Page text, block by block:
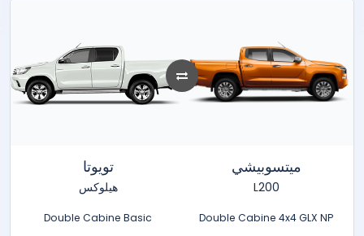
تويوتا
هيلوكس
Double Cabine Basic
ميتسوبيشي
L200
Double Cabine 4x4 GLX NP